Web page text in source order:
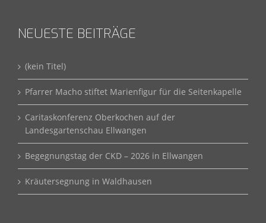
NEUESTE BEITRÄGE
(kein Titel)
Pfarrer Macho stiftet Marienfigur für die Seitenkapelle
Caritaskonferenz Oberkochen auf der
Landesgartenschau Ellwangen
Begegnungstag der CKD – 2026 in Ellwangen
Kräutersegnung in Waldhausen